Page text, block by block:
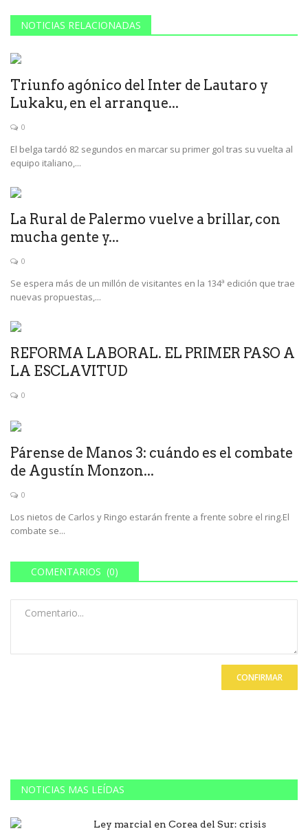
NOTICIAS RELACIONADAS
Triunfo agónico del Inter de Lautaro y
Lukaku, en el arranque...
0
El belga tardó 82 segundos en marcar su primer gol tras su vuelta al
equipo italiano,...
La Rural de Palermo vuelve a brillar, con
mucha gente y...
0
Se espera más de un millón de visitantes en la 134ª edición que trae
nuevas propuestas,...
REFORMA LABORAL. EL PRIMER PASO A
LA ESCLAVITUD
0
Párense de Manos 3: cuándo es el combate
de Agustín Monzon...
0
Los nietos de Carlos y Ringo estarán frente a frente sobre el ring.El
combate se...
COMENTARIOS (0)
CONFIRMAR
NOTICIAS MAS LEÍDAS
Ley marcial en Corea del Sur: crisis